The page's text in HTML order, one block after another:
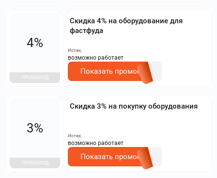
Скидка 4% на оборудование для
фастфуда
4%
ПРОМОКОД
Истек,
возможно работает
Показать промокод
Скидка 3% на покупку оборудования
3%
ПРОМОКОД
Истек,
возможно работает
Показать промокод